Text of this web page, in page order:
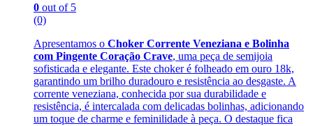
0 out of 5
(0)
Apresentamos o Choker Corrente Veneziana e Bolinha
com Pingente Coração Crave, uma peça de semijoia
sofisticada e elegante. Este choker é folheado em ouro 18k,
garantindo um brilho duradouro e resistência ao desgaste. A
corrente veneziana, conhecida por sua durabilidade e
resistência, é intercalada com delicadas bolinhas, adicionando
um toque de charme e feminilidade à peça. O destaque fica